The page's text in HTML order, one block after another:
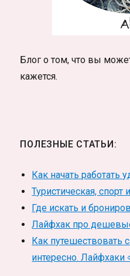
Блог о том, что вы
кажется.
ПОЛЕЗНЫЕ СТАТЬИ:
Как начать работать
Туристическая, спорт
Где искать и
Лайфхак про
Как путешествовать
интересно. Лайфхаки